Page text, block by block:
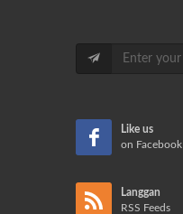
Like us
on Facebook
Langgan
RSS Feeds